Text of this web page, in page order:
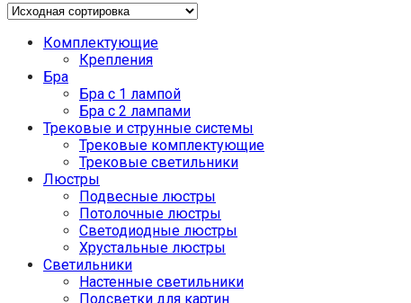
Комплектующие
Крепления
Бра
Бра с 1 лампой
Бра с 2 лампами
Трековые и струнные системы
Трековые комплектующие
Трековые светильники
Люстры
Подвесные люстры
Потолочные люстры
Светодиодные люстры
Хрустальные люстры
Светильники
Настенные светильники
Подсветки для картин